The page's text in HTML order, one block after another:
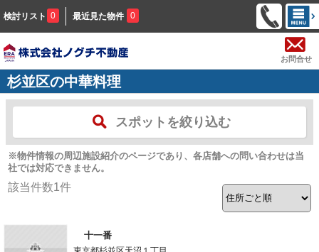
検討リスト 0 最近見た物件 0
お問合せ
杉並区の中華料理
スポットを絞り込む
※物件情報の周辺施設紹介のページであり、各店舗への問い合わせは当
社では対応できません。
該当件数1件
十一番